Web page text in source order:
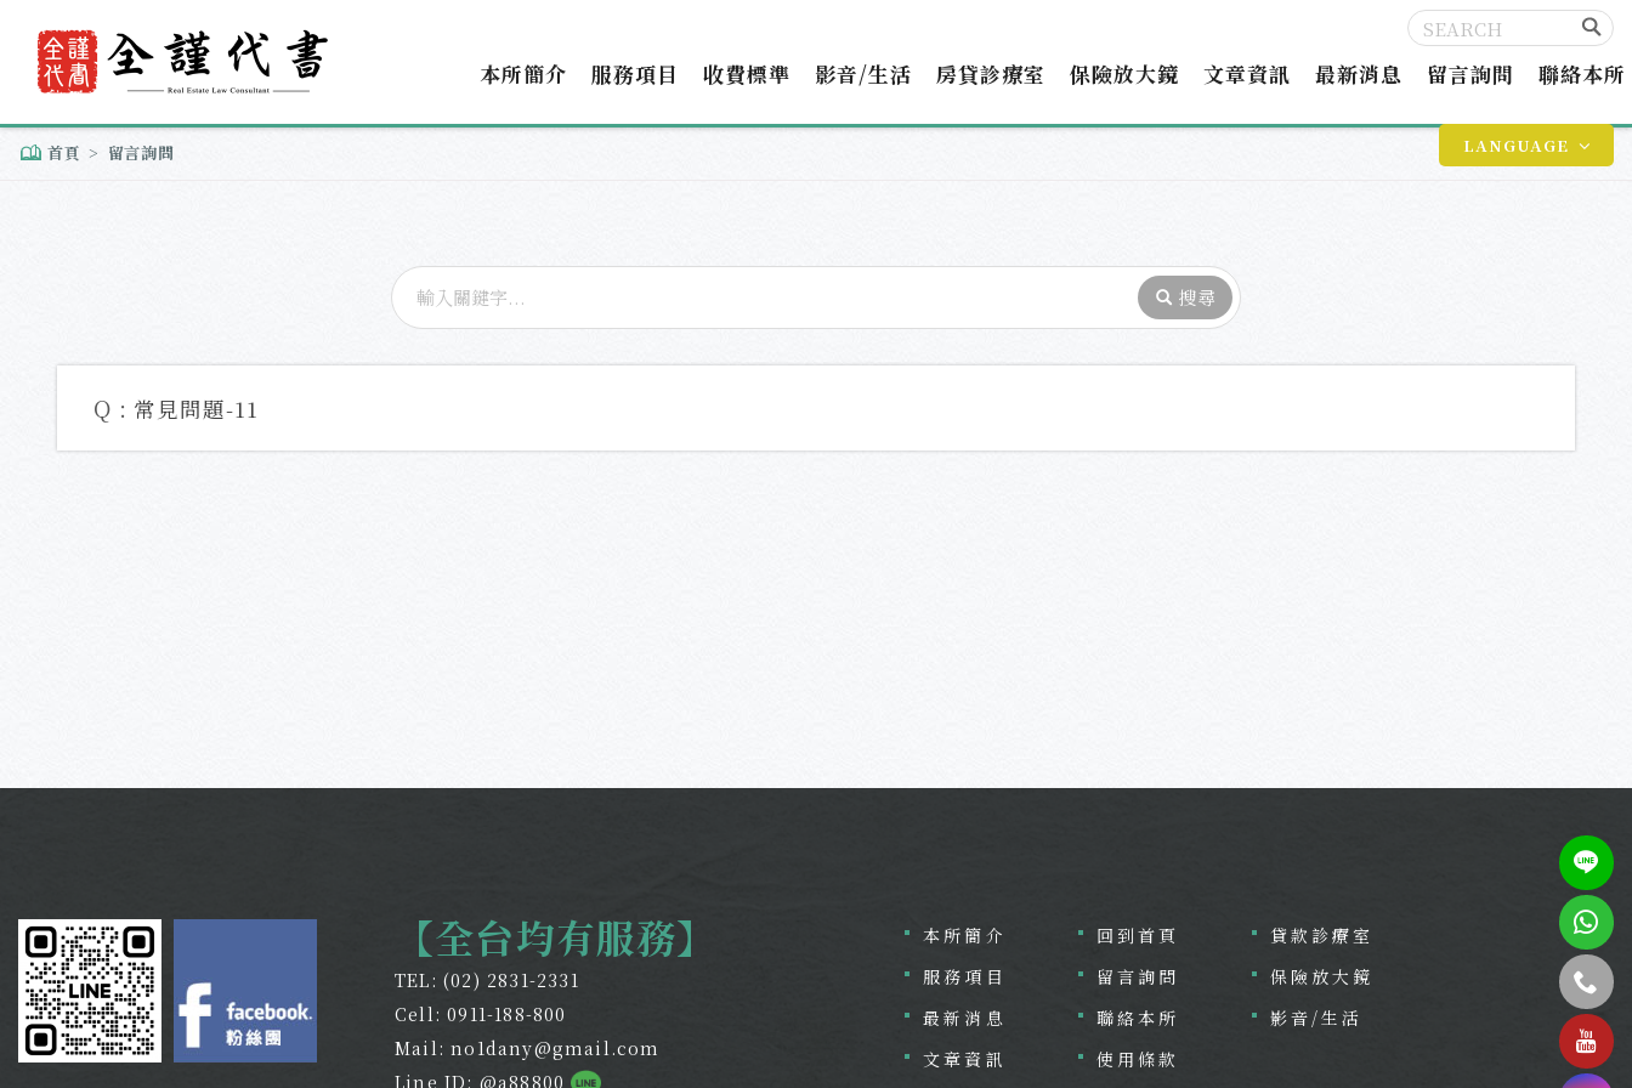
LANGUAGE
本所簡介 服務項目 收費標準 影音/生活 房貸診療室 保險放大鏡 文章資訊 最新消息 留言詢問 聯絡本所
首頁 留言詢問
Q : 常見問題-11
tel
【全台均有服務】
TEL: (02) 2831-2331
Cell:0911-188-800
Mail:no1dany@gmail.com
Line ID: @a88800
本所簡介
服務項目
最新消息
文章資訊
回到首頁
留言詢問
聯絡本所
使用條款
貸款診療室
保險放大鏡
影音/生活